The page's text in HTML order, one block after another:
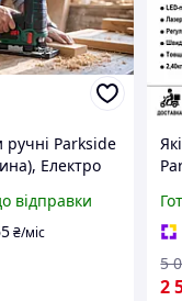
ручні Parkside
Електро
по
дому, RYH
відправки
₴/міс
2
5